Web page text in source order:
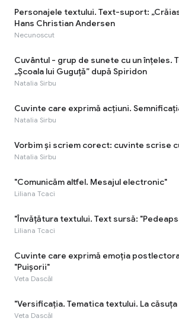
Personajele textului. Text-suport:
Hans Christian Andersen
Necunoscut
Cuvântul - grup de sunete cu un înţeles.
„Școala lui Guguță” după Spiridon
Natalia Sirbu
Cuvinte care exprimă acţiuni.
Natalia Sirbu
Vorbim și scriem corect: cuvinte scrise
Natalia Sirbu
"Comunicăm altfel. Mesajul electronic"
Liliana Tcaci
"Învăţătura textului. Text sursă:
Liliana Tcaci
Cuvinte care exprimă emoţia
"Puișorii"
Veta Dascăl
"Versificaţia. Tematica textului. La
Veta Dascăl